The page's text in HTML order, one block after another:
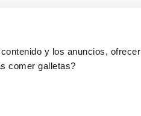
y los anuncios, ofrecer
comer galletas?